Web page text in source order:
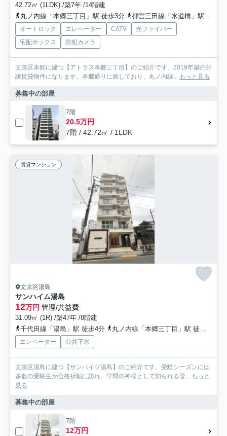
42.72㎡ (1LDK) /築7年 /14階建
丸ノ内線「本郷三丁目」駅 徒歩3分
都営三田線「水道橋」駅 徒歩8分
オートロック エレベーター CATV
光ファイバー
宅配ボックス
防犯カメラ
文京区本郷に建つ【アトラス本郷三丁目】のご紹介です。2019年築の分
譲賃貸物件になります。本郷通りに面しており、丸ノ内線... もっと見る
募集中の部屋
7階
20.5万円
7階 / 42.72㎡ / 1LDK
賃貸マンション
文京区湯島
サンハイム湯島
12万円 管理/共益費-
31.09㎡ (1R) /築47年 /8階建
千代田線「湯島」駅 徒歩4分
丸ノ内線「本郷三丁目」駅 徒歩7分
エレベーター 公共下水
文京区湯島に建つ【サンハイツ湯島】のご紹介です。受験シーズンには
多数の受験生が合格祈願に訪れ、学問の神様として知られる菅... もっと
見る
募集中の部屋
7階
12万円